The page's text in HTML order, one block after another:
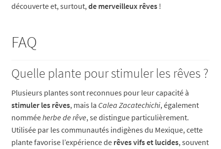
découverte et, surtout, de merveilleux rêves!
FAQ
Quelle plante pour stimuler les rêves ?
Plusieurs plantes sont reconnues pour leur capacité à
stimuler les rêves, mais la Calea Zacatechichi, également
nomméeherbe de rêve, se distingue particulièrement.
Utilisée par les communautés indigènes du Mexique, cette
plante favorise l’expérience de rêves vifs et lucides, souvent